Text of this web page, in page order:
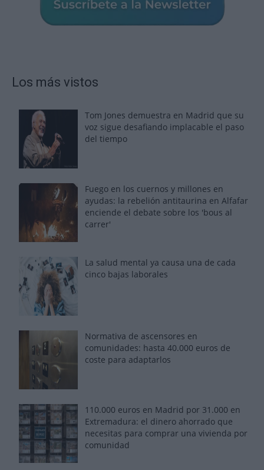
Los más vistos
Tom Jones demuestra en Madrid que su
voz sigue desafiando implacable el paso
del tiempo
Fuego en los cuernos y millones en
ayudas: la rebelión antitaurina en Alfafar
enciende el debate sobre los 'bous al
carrer'
La salud mental ya causa una de cada
cinco bajas laborales
Normativa de ascensores en
comunidades: hasta 40.000 euros de
coste para adaptarlos
110.000 euros en Madrid por 31.000 en
Extremadura: el dinero ahorrado que
necesitas para comprar una vivienda por
comunidad